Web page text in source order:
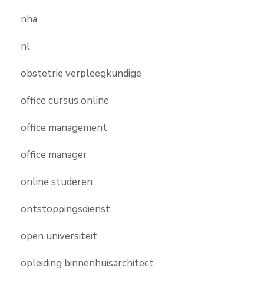
nha
nl
obstetrie verpleegkundige
office cursus online
office management
office manager
online studeren
ontstoppingsdienst
open universiteit
opleiding binnenhuisarchitect